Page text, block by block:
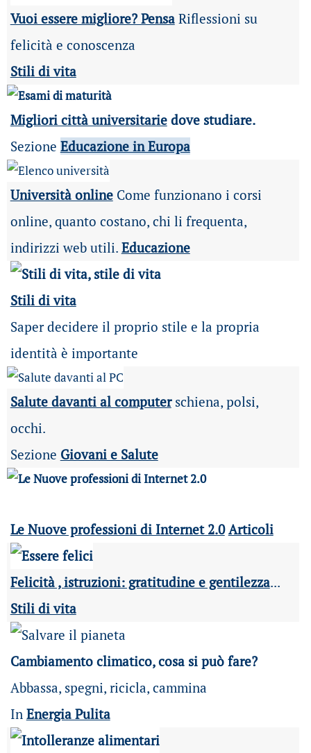
Vuoi essere migliore? PensaRiflessioni su
felicità e conoscenza
Stili di vita
Migliori città universitariedove studiare.
Sezione Educazione in Europa
Università online Come funzionano i corsi
online, quanto costano, chi li frequenta,
indirizzi web utili. Educazione
Stili di vita
Saper decidere il proprio stile e la propria
identità è importante
Salute davanti al computerschiena, polsi,
occhi.
Sezione Giovani e Salute
Le Nuove professioni di Internet 2.0 Articoli
Felicità , istruzioni: gratitudine e gentilezza...
Stili di vita
Cambiamento climatico, cosa si può fare?
Abbassa, spegni, ricicla, cammina
In Energia Pulita